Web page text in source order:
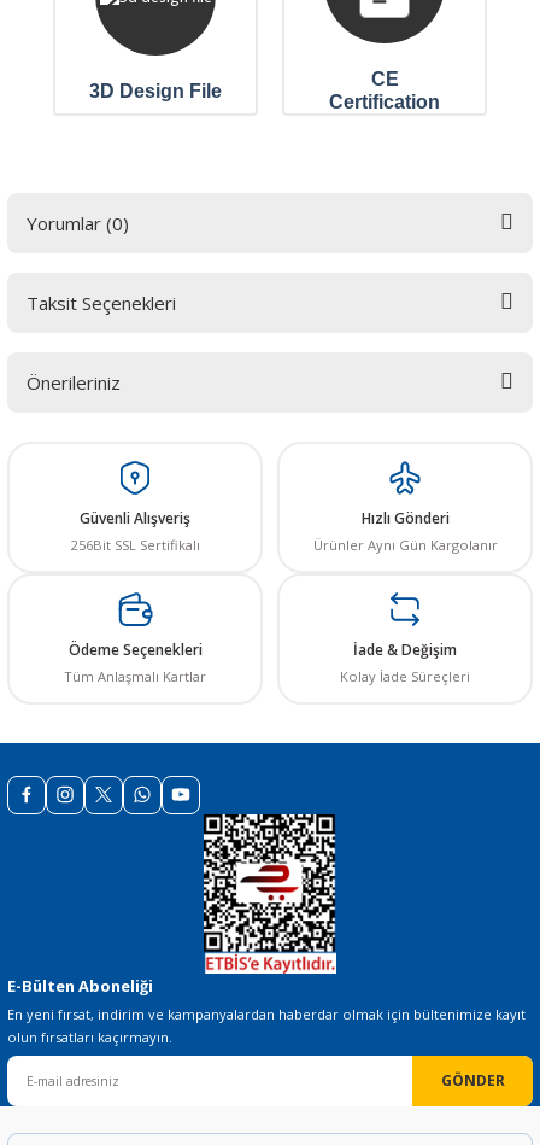
3D Design File
CE
Certification
Yorumlar (0)
Bu ürüne ilk yorumu siz yapın! LÜTFEN Sorularınızı bu alana yazmayınız.
Taksit Seçenekleri
Önerileriniz
yetersiz gördüğünüz noktaları öneri formunu kullanarak tarafımıza
Görüş ve önerileriniz için teşekkür ederiz.
Ürün açıklamasında eksik bilgiler bulunuyor.
Ürün bilgilerinde hatalar bulunuyor.
Ürün fiyatı diğer sitelerden daha pahalı.
Gönder
Güvenli Alışveriş
256Bit SSL Sertifikalı
Hızlı Gönderi
Ürünler Aynı Gün Kargolanır
Ödeme Seçenekleri
Tüm Anlaşmalı Kartlar
İade & Değişim
Kolay İade Süreçleri
E-Bülten Aboneliği
En yeni fırsat, indirim ve kampanyalardan haberdar olmak için bültenimize kayıt
olun fırsatları kaçırmayın.
GÖNDER